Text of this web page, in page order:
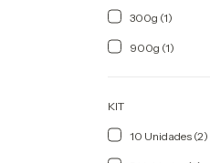
300g (1)
900g (1)
KIT
10 Unidades (2)